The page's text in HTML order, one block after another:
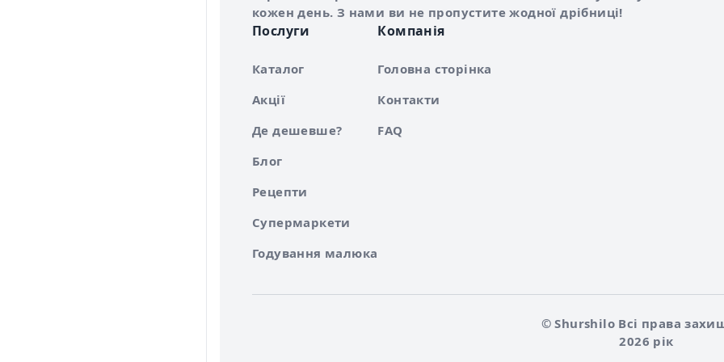
кожен день. З нами ви не пропустите жодної дрібниці!
Послуги
Каталог
Акції
Де дешевше?
Блог
Рецепти
Супермаркети
Годування малюка
Компанія
Головна сторінка
Контакти
FAQ
© Shurshilo Всі права
2026 рік